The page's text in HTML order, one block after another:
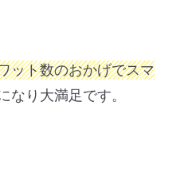
ット数のおかげでスマ
なり大満足です。